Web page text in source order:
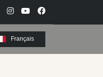
n
o
a
Français